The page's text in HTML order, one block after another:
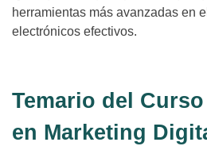
herramientas más avanzadas en
electrónicos efectivos.
Temario del
en Marketing